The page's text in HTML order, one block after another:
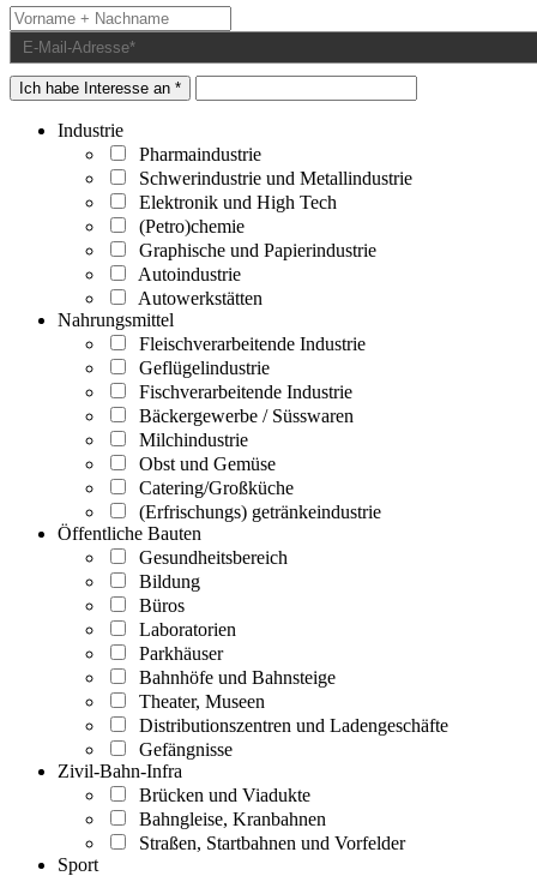
Ich habe Interesse an *
Industrie
Pharmaindustrie
Schwerindustrie und Metallindustrie
Elektronik und High Tech
(Petro)chemie
Graphische und Papierindustrie
Autoindustrie
Autowerkstätten
Nahrungsmittel
Fleischverarbeitende Industrie
Geflügelindustrie
Fischverarbeitende Industrie
Bäckergewerbe / Süsswaren
Milchindustrie
Obst und Gemüse
Catering/Großküche
(Erfrischungs) getränkeindustrie
Öffentliche Bauten
Gesundheitsbereich
Bildung
Büros
Laboratorien
Parkhäuser
Bahnhöfe und Bahnsteige
Theater, Museen
Distributionszentren und Ladengeschäfte
Gefängnisse
Zivil-Bahn-Infra
Brücken und Viadukte
Bahngleise, Kranbahnen
Straßen, Startbahnen und Vorfelder
Sport